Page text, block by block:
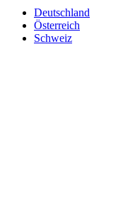
Deutschland
Österreich
Schweiz